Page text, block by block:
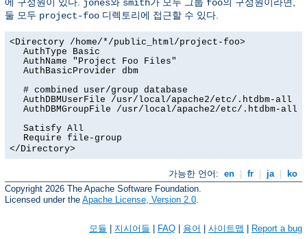
jones smith foo
둘 모두 project-foo 디렉토리에 접근할 수 있다.
<Directory /home/*/public_html/project-foo>
AuthType Basic
AuthName "Project Foo Files"
AuthBasicProvider dbm
# combined user/group database
AuthDBMUserFile /usr/local/apache2/etc/.htdbm-all
AuthDBMGroupFile /usr/local/apache2/etc/.htdbm-all
Satisfy All
Require file-group
</Directory>
가능한 언어: en | fr | ja | ko
Copyright 2026 The Apache Software Foundation.
Licensed under the Apache License, Version 2.0.
모듈 지시어들 FAQ 용어 사이트맵 Report a bug